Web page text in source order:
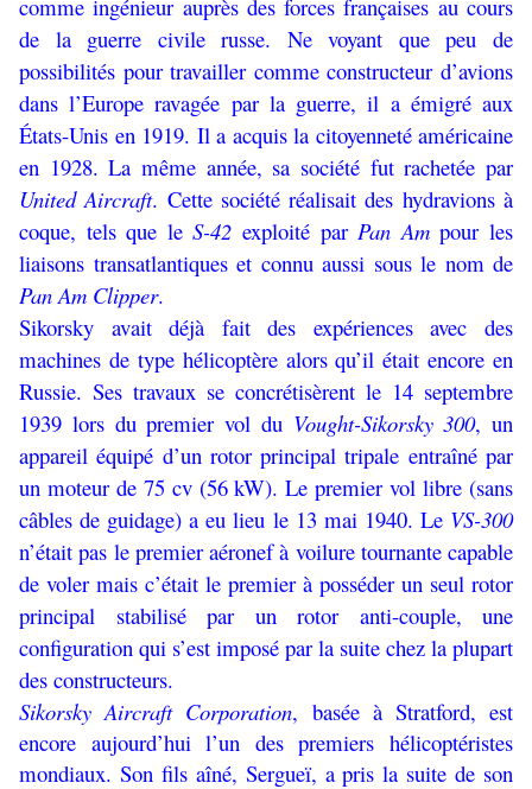
comme ingénieur auprès des forces françaises au cours
de la guerre civile russe. Ne voyant que peu de
possibilités pour travailler comme constructeur d’avions
dans l’Europe ravagée par la guerre, il a émigré aux
États-Unis en 1919. Il a acquis la citoyenneté américaine
en 1928. La même année, sa société fut rachetée par
United Aircraft. Cette société réalisait des hydravions à
coque, tels que leS-42 exploité parPan Ampour les
liaisons transatlantiques et connu aussi sous le nom de
Pan Am Clipper.
Sikorsky avait déjà fait des expériences avec des
machines de type hélicoptère alors qu’il était encore en
Russie. Ses travaux se concrétisèrent le 14 septembre
1939 lors du premier vol du Vought-Sikorsky 300, un
appareil équipé d’un rotor principal tripale entraîné par
un moteur de 75 cv (56 kW). Le premier vol libre (sans
câbles de guidage) a eu lieu le 13 mai 1940. Le VS-300
n’était pas le premier aéronef à voilure tournante capable
de voler mais c’était le premier à posséder un seul rotor
principal stabilisé par un rotor anti-couple, une
configuration qui s’est imposé par la suite chez la plupart
des constructeurs.
Sikorsky Aircraft Corporation, basée à Stratford, est
encore aujourd’hui l’un des premiers hélicoptéristes
mondiaux. Son fils aîné, Sergueï, a pris la suite de son